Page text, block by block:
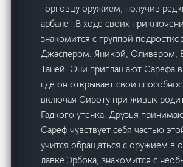
торговцу оружием, получив
арбалет.В ходе своих
знакомится с группой
Джаспером: Яникой, Оливером,
Таней. Они приглашают Сарефа в
где он открывает свои
включая Сироту при живых
Гадкого утёнка. Друзья
Сареф чувствует себя частью
учится обращаться с оружием в
лавке Эрбока, знакомится с